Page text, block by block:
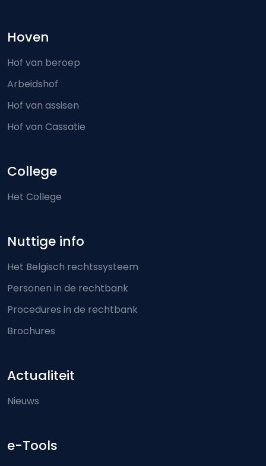
Hoven
Hof van beroep
Arbeidshof
Hof van assisen
Hof van Cassatie
College
Het College
Nuttige info
Het Belgisch rechtssysteem
Personen in de rechtbank
Procedures in de rechtbank
Brochures
Actualiteit
Nieuws
e-Tools